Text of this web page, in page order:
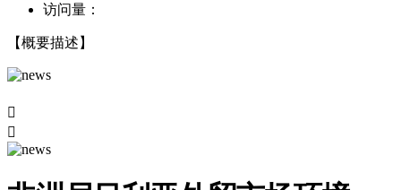
访问量：
【概要描述】

